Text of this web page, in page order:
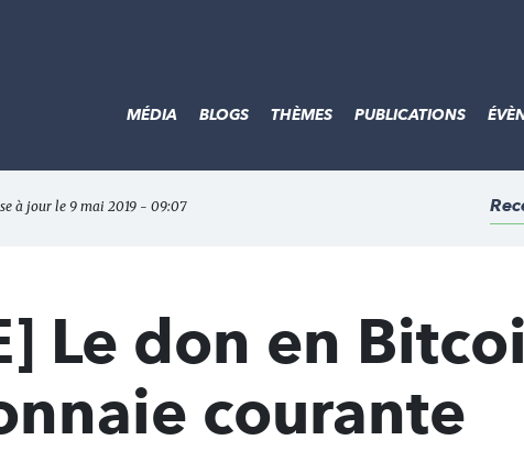
MÉDIA BLOGS THÈMES PUBLICATIONS
à jour le 9 mai 2019 - 09:07
Le don en
courante